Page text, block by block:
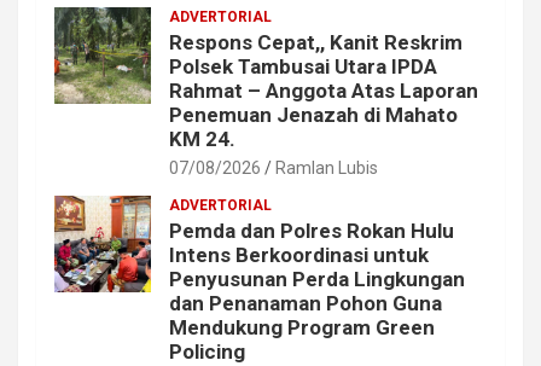
ADVERTORIAL
Respons Cepat,, Kanit Reskrim
Polsek Tambusai Utara IPDA
Rahmat – Anggota Atas Laporan
Penemuan Jenazah di Mahato
KM 24.
07/08/2026 Ramlan Lubis
ADVERTORIAL
Pemda dan Polres Rokan Hulu
Intens Berkoordinasi untuk
Penyusunan Perda Lingkungan
dan Penanaman Pohon Guna
Mendukung Program Green
Policing